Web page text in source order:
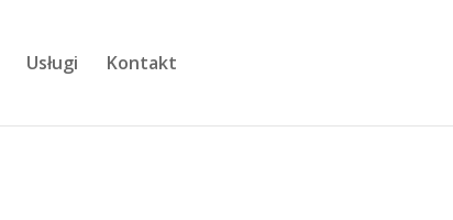
Usługi Kontakt